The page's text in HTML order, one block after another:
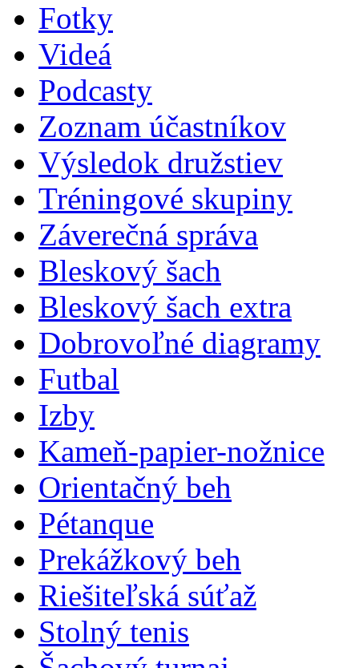
Fotky
Videá
Podcasty
Zoznam účastníkov
Výsledok družstiev
Tréningové skupiny
Záverečná správa
Bleskový šach
Bleskový šach extra
Dobrovoľné diagramy
Futbal
Izby
Kameň-papier-nožnice
Orientačný beh
Pétanque
Prekážkový beh
Riešiteľská súťaž
Stolný tenis